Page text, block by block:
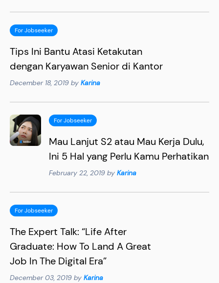
For Jobseeker
Tips Ini Bantu Atasi Ketakutan
dengan Karyawan Senior di Kantor
December 18, 2019 by Karina
For Jobseeker
Mau Lanjut S2 atau Mau Kerja Dulu,
Ini 5 Hal yang Perlu Kamu Perhatikan
February 22, 2019 by Karina
For Jobseeker
The Expert Talk: “Life After
Graduate: How To Land A Great
Job In The Digital Era”
December 03, 2019 by Karina